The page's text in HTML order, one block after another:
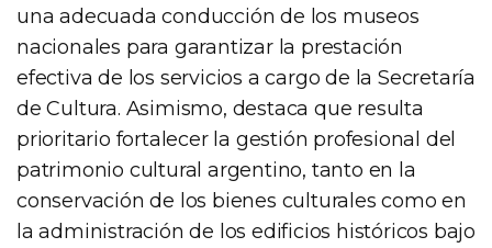
una adecuada conducción de los museos
nacionales para garantizar la prestación
efectiva de los servicios a cargo de la Secretaría
de Cultura. Asimismo, destaca que resulta
prioritario fortalecer la gestión profesional del
patrimonio cultural argentino, tanto en la
conservación de los bienes culturales como en
la administración de los edificios históricos bajo